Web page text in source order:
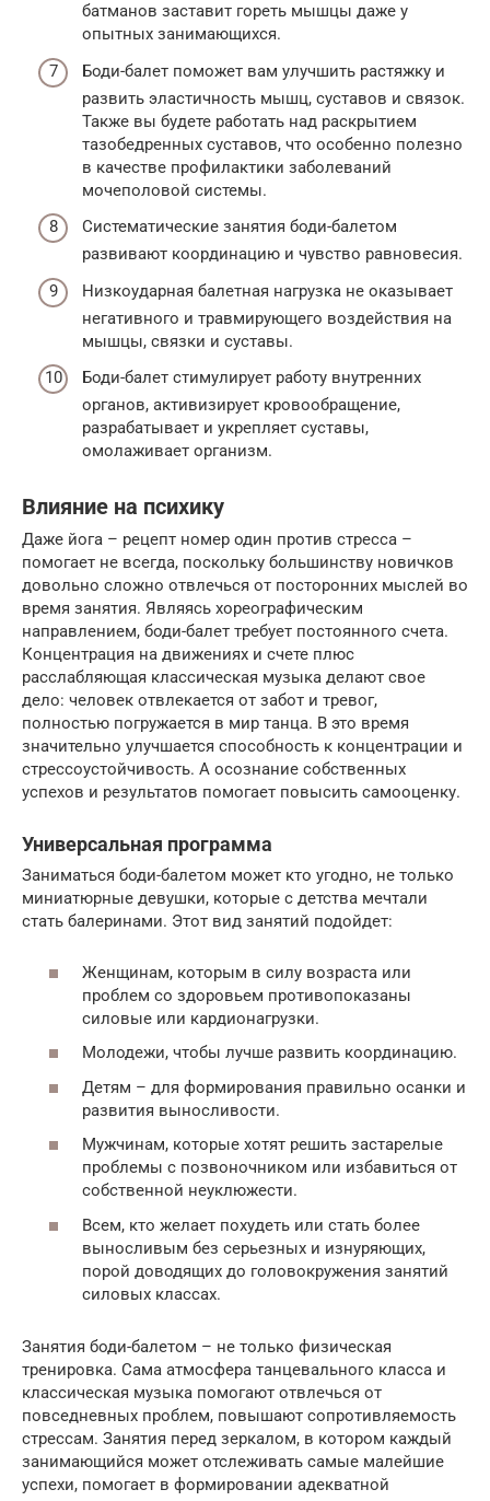
батманов заставит гореть мышцы даже у
опытных занимающихся.
Боди-балет поможет вам улучшить растяжку и
развить эластичность мышц, суставов и связок.
Также вы будете работать над раскрытием
тазобедренных суставов, что особенно полезно
в качестве профилактики заболеваний
мочеполовой системы.
Систематические занятия боди-балетом
развивают координацию и чувство равновесия.
Низкоударная балетная нагрузка не оказывает
негативного и травмирующего воздействия на
мышцы, связки и суставы.
Боди-балет стимулирует работу внутренних
органов, активизирует кровообращение,
разрабатывает и укрепляет суставы,
омолаживает организм.
Влияние на психику
Даже йога – рецепт номер один против стресса –
помогает не всегда, поскольку большинству новичков
довольно сложно отвлечься от посторонних мыслей во
время занятия. Являясь хореографическим
направлением, боди-балет требует постоянного счета.
Концентрация на движениях и счете плюс
расслабляющая классическая музыка делают свое
дело: человек отвлекается от забот и тревог,
полностью погружается в мир танца. В это время
значительно улучшается способность к концентрации и
стрессоустойчивость. А осознание собственных
успехов и результатов помогает повысить самооценку.
Универсальная программа
Заниматься боди-балетом может кто угодно, не только
миниатюрные девушки, которые с детства мечтали
стать балеринами. Этот вид занятий подойдет:
Женщинам, которым в силу возраста или
проблем со здоровьем противопоказаны
силовые или кардионагрузки.
Молодежи, чтобы лучше развить координацию.
Детям – для формирования правильно осанки и
развития выносливости.
Мужчинам, которые хотят решить застарелые
проблемы с позвоночником или избавиться от
собственной неуклюжести.
Всем, кто желает похудеть или стать более
выносливым без серьезных и изнуряющих,
порой доводящих до головокружения занятий
силовых классах.
Занятия боди-балетом – не только физическая
тренировка. Сама атмосфера танцевального класса и
классическая музыка помогают отвлечься от
повседневных проблем, повышают сопротивляемость
стрессам. Занятия перед зеркалом, в котором каждый
занимающийся может отслеживать самые малейшие
успехи, помогает в формировании адекватной